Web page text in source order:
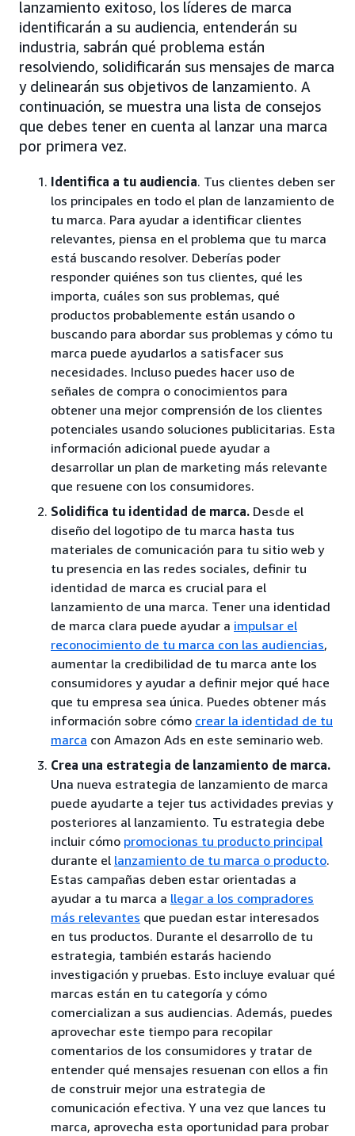
lanzamiento exitoso, los líderes de marca
identificarán a su audiencia, entenderán su
industria, sabrán qué problema están
resolviendo, solidificarán sus mensajes de marca
y delinearán sus objetivos de lanzamiento. A
continuación, se muestra una lista de consejos
que debes tener en cuenta al lanzar una marca
por primera vez.
Identifica a tu audiencia. Tus clientes deben ser
los principales en todo el plan de lanzamiento de
tu marca. Para ayudar a identificar clientes
relevantes, piensa en el problema que tu marca
está buscando resolver. Deberías poder
responder quiénes son tus clientes, qué les
importa, cuáles son sus problemas, qué
productos probablemente están usando o
buscando para abordar sus problemas y cómo tu
marca puede ayudarlos a satisfacer sus
necesidades. Incluso puedes hacer uso de
señales de compra o conocimientos para
obtener una mejor comprensión de los clientes
potenciales usando soluciones publicitarias. Esta
información adicional puede ayudar a
desarrollar un plan de marketing más relevante
que resuene con los consumidores.
Solidifica tu identidad de marca. Desde el
diseño del logotipo de tu marca hasta tus
materiales de comunicación para tu sitio web y
tu presencia en las redes sociales, definir tu
identidad de marca es crucial para el
lanzamiento de una marca. Tener una identidad
de marca clara puede ayudar a impulsar el
reconocimiento de tu marca con las audiencias,
aumentar la credibilidad de tu marca ante los
consumidores y ayudar a definir mejor qué hace
que tu empresa sea única. Puedes obtener más
información sobre cómo crear la identidad de tu
marca con Amazon Ads en este seminario web.
Crea una estrategia de lanzamiento de marca.
Una nueva estrategia de lanzamiento de marca
puede ayudarte a tejer tus actividades previas y
posteriores al lanzamiento. Tu estrategia debe
incluir cómo promocionas tu producto principal
durante el lanzamiento de tu marca o producto.
Estas campañas deben estar orientadas a
ayudar a tu marca a llegar a los compradores
más relevantes que puedan estar interesados
en tus productos. Durante el desarrollo de tu
estrategia, también estarás haciendo
investigación y pruebas. Esto incluye evaluar qué
marcas están en tu categoría y cómo
comercializan a sus audiencias. Además, puedes
aprovechar este tiempo para recopilar
comentarios de los consumidores y tratar de
entender qué mensajes resuenan con ellos a fin
de construir mejor una estrategia de
comunicación efectiva. Y una vez que lances tu
marca, aprovecha esta oportunidad para probar